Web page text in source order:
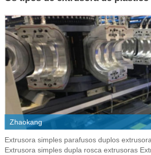
Zhaokang
Extrusora simples parafusos duplos
Extrusora simples dupla rosca extrusoras